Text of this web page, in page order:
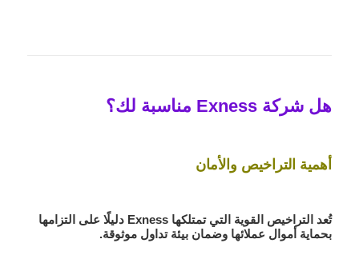
هل شركة Exness مناسبة لك؟
أهمية التراخيص والأمان
تُعد التراخيص القوية التي تمتلكها Exness دليلًا على التزامها
بحماية أموال عملائها وضمان بيئة تداول موثوقة.